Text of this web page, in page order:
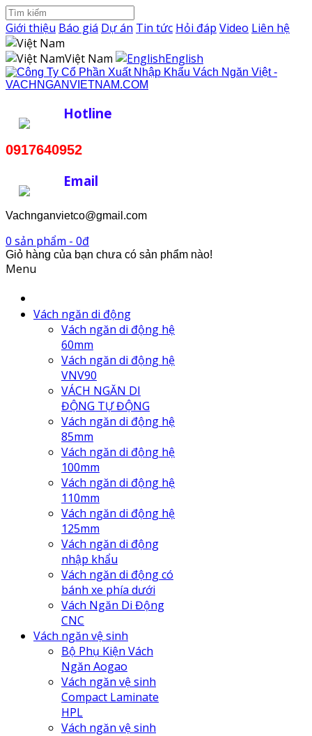
Giới thiệu Báo giá Dự án Tin tức Hỏi đáp Video Liên hệ
Việt Nam
English
Hotline
0917640952
Email
Vachnganvietco@gmail.com
0 sản phẩm - 0đ
Giỏ hàng của bạn chưa có sản phẩm nào!
Menu
Vách ngăn di động
Vách ngăn di động hệ
60mm
Vách ngăn di động hệ
VNV90
VÁCH NGĂN DI
ĐỘNG TỰ ĐỘNG
Vách ngăn di động hệ
85mm
Vách ngăn di động hệ
100mm
Vách ngăn di động hệ
110mm
Vách ngăn di động hệ
125mm
Vách ngăn di động
nhập khẩu
Vách ngăn di động có
bánh xe phía dưới
Vách Ngăn Di Động
CNC
Vách ngăn vệ sinh
Bộ Phụ Kiện Vách
Ngăn Aogao
Vách ngăn vệ sinh
Compact Laminate
HPL
Vách ngăn vệ sinh